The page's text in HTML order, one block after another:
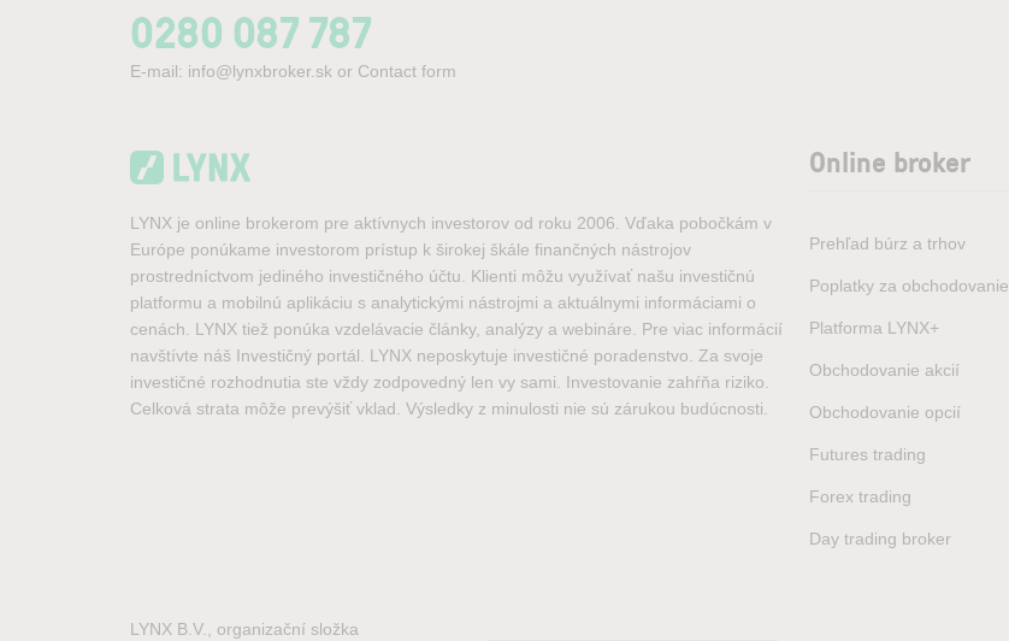
0280 087 787
E-mail: info@lynxbroker.sk or Contact form
LYNX je online brokerom pre aktívnych investorov od roku 2006. Vďaka pobočkám v
Európe ponúkame investorom prístup k širokej škále finančných nástrojov
prostredníctvom jediného investičného účtu. Klienti môžu využívať našu investičnú
platformu a mobilnú aplikáciu s analytickými nástrojmi a aktuálnymi informáciami o
cenách. LYNX tiež ponúka vzdelávacie články, analýzy a webináre. Pre viac informácií
navštívte náš Investičný portál. LYNX neposkytuje investičné poradenstvo. Za svoje
investičné rozhodnutia ste vždy zodpovedný len vy sami. Investovanie zahŕňa riziko.
Celková strata môže prevýšiť vklad. Výsledky z minulosti nie sú zárukou budúcnosti.
Online broker
Prehľad búrz a trhov
Poplatky za obchodovanie
Platforma LYNX+
Obchodovanie akcií
Obchodovanie opcií
Futures trading
Forex trading
Day trading broker
LYNX B.V., organizační složka